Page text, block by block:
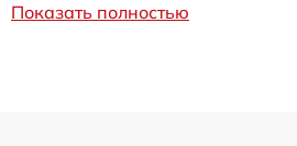
Показать полностью